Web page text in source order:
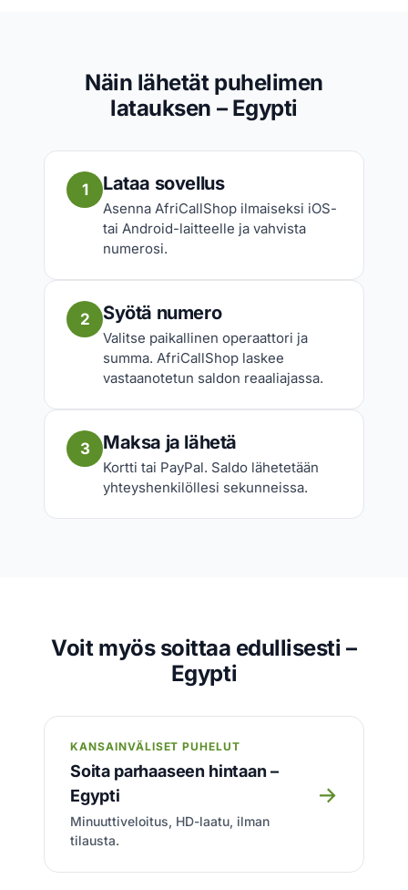
Näin lähetät puhelimen
latauksen – Egypti
1 Lataa sovellus
Asenna AfriCallShop ilmaiseksi iOS-
tai Android-laitteelle ja vahvista
numerosi.
2 Syötä numero
Valitse paikallinen operaattori ja
summa. AfriCallShop laskee
vastaanotetun saldon reaaliajassa.
3 Maksa ja lähetä
Kortti tai PayPal. Saldo lähetetään
yhteyshenkilöllesi sekunneissa.
Voit myös soittaa edullisesti –
Egypti
KANSAINVÄLISET PUHELUT
Soita parhaaseen hintaan –
Egypti
Minuuttiveloitus, HD-laatu, ilman
tilausta.
→